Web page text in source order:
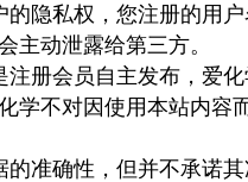
隐私权，您注册的用
主动泄露给第三方。
册会员自主发布，爱
学不对因使用本站内容
准确性，但并不承诺